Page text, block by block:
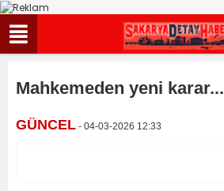
Mahkemeden yeni karar...
GÜNCEL - 04-03-2026 12:33